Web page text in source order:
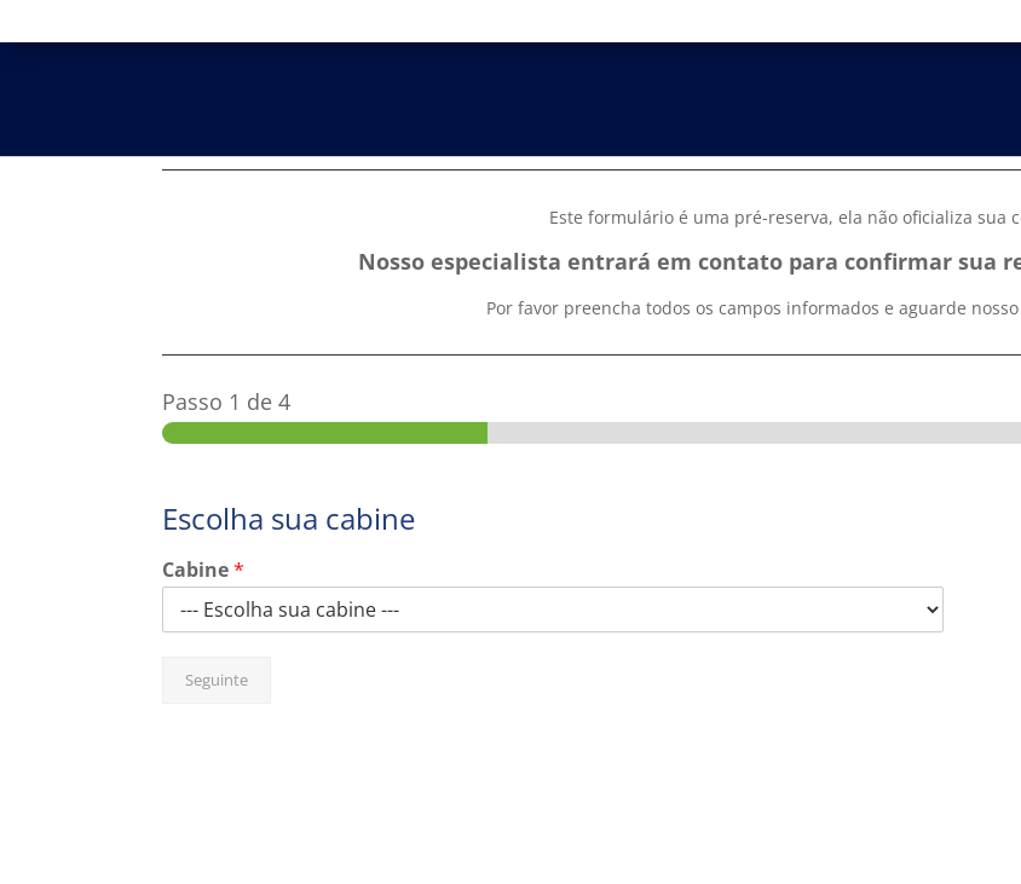
Este formulário é uma pré-reserva, ela não oficializa sua
Nosso especialista entrará em contato para confirmar sua
Por favor preencha todos os campos informados e aguarde
Passo 1 de 4
Escolha sua cabine
Cabine*
Seguinte